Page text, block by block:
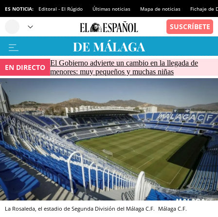
ES NOTICIA: Editoral - El Rúgido Últimas noticias Mapa de noticias Fichaje de
EN DIRECTO El Gobierno advierte un cambio en la llegada de
menores: muy pequeños y muchas niñas
La Rosaleda, el estadio de Segunda División del Málaga C.F. Málaga C.F.